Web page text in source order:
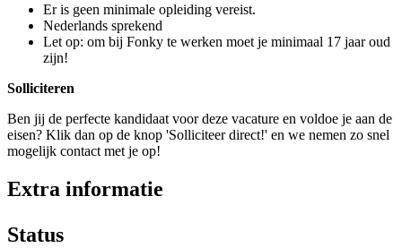
Er is geen minimale opleiding vereist.
Nederlands sprekend
Let op: om bij Fonky te werken moet je minimaal 17 jaar oud
zijn!
Solliciteren
Ben jij de perfecte kandidaat voor deze vacature en voldoe je aan de
eisen? Klik dan op de knop 'Solliciteer direct!' en we nemen zo snel
mogelijk contact met je op!
Extra informatie
Status